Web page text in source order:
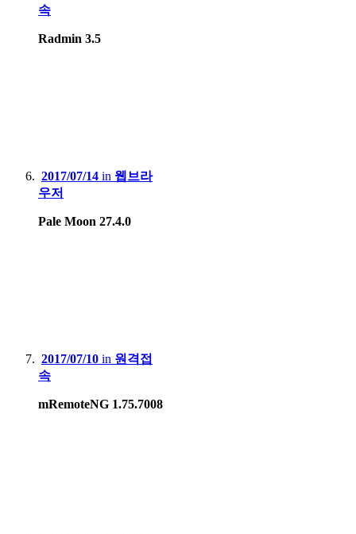
속
Radmin 3.5
2017/07/14 in 웹브라
우저
Pale Moon 27.4.0
2017/07/10 in 원격접
속
mRemoteNG 1.75.7008